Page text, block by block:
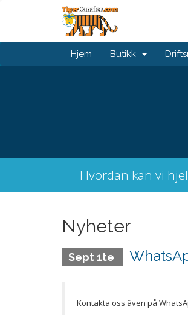
Hjem Butikk
Hvordan kan vi
Nyheter
Sept 1te
Kontakta oss även på